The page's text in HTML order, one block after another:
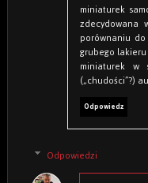
miniaturek
zdecydowana
porównaniu
grubego
miniaturek w
(„chudości”?)
Odpowiedz
Odpowiedzi